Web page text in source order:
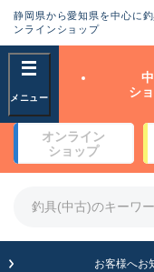
静岡県から愛知県を中心に
ンラインショップ
シ
オンライン
ショップ
お客様へお
フリーワード
商品カテゴリ
竿・ルアー
その他・
良